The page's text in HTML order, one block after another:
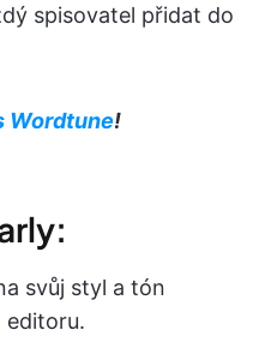
spisovatel přidat do
Wordtune!
svůj styl a tón
editoru.